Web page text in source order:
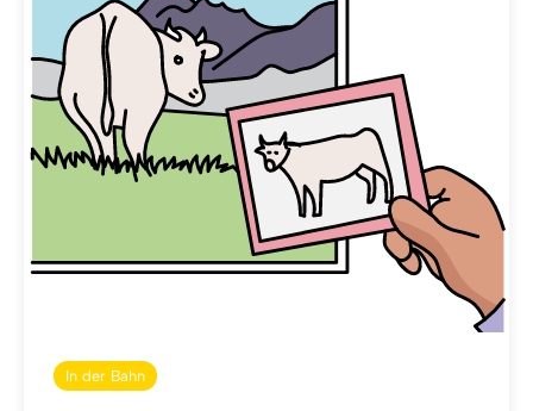
In der Bahn